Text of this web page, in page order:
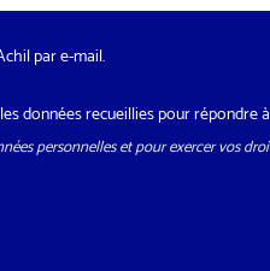
par e-mail.
données recueillies pour répondre
personnelles et pour exercer vos